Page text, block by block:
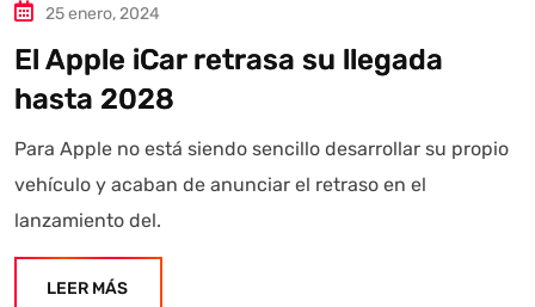
25 enero, 2024
El Apple iCar retrasa su llegada
hasta 2028
Para Apple no está siendo sencillo desarrollar su propio
vehículo y acaban de anunciar el retraso en el
lanzamiento del.
LEER MÁS